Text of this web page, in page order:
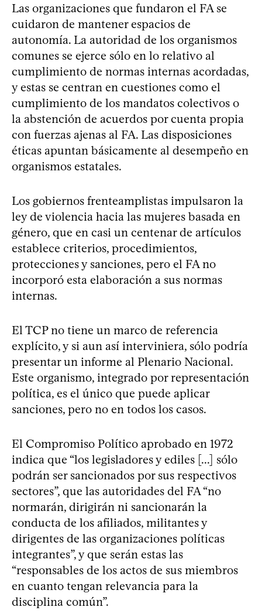
Las organizaciones que fundaron el FA se
cuidaron de mantener espacios de
autonomía. La autoridad de los organismos
comunes se ejerce sólo en lo relativo al
cumplimiento de normas internas acordadas,
y estas se centran en cuestiones como el
cumplimiento de los mandatos colectivos o
la abstención de acuerdos por cuenta propia
con fuerzas ajenas al FA. Las disposiciones
éticas apuntan básicamente al desempeño en
organismos estatales.
Los gobiernos frenteamplistas impulsaron la
ley de violencia hacia las mujeres basada en
género, que en casi un centenar de artículos
establece criterios, procedimientos,
protecciones y sanciones, pero el FA no
incorporó esta elaboración a sus normas
internas.
El TCP no tiene un marco de referencia
explícito, y si aun así interviniera, sólo podría
presentar un informe al Plenario Nacional.
Este organismo, integrado por representación
política, es el único que puede aplicar
sanciones, pero no en todos los casos.
El Compromiso Político aprobado en 1972
indica que “los legisladores y ediles [...] sólo
podrán ser sancionados por sus respectivos
sectores”, que las autoridades del FA “no
normarán, dirigirán ni sancionarán la
conducta de los afiliados, militantes y
dirigentes de las organizaciones políticas
integrantes”, y que serán estas las
“responsables de los actos de sus miembros
en cuanto tengan relevancia para la
disciplina común”.